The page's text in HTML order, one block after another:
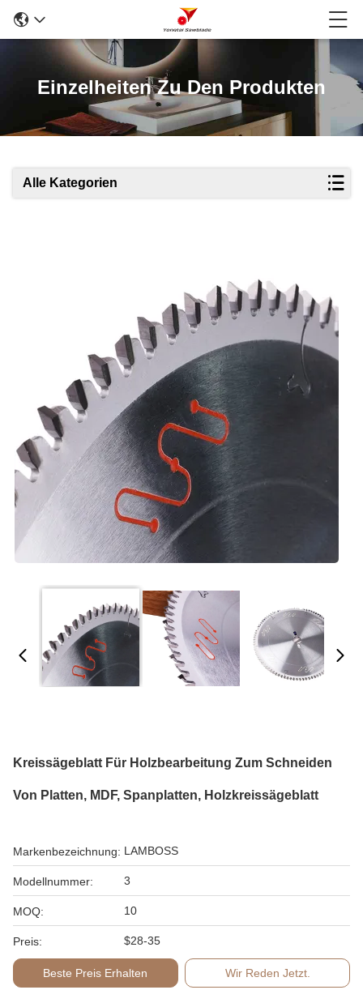
Einzelheiten Zu Den Produkten
Alle Kategorien
Kreissägeblatt Für Holzbearbeitung Zum Schneiden
Von Platten, MDF, Spanplatten, Holzkreissägeblatt
Markenbezeichnung: LAMBOSS
Modellnummer: 3
MOQ: 10
Preis: $28-35
Beste Preis Erhalten Wir Reden Jetzt.